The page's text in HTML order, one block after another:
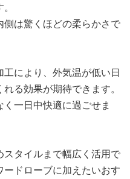
は驚くほどの柔らかさで
により、外気温が低い日
る効果が期待できます。
一日中快適に過ごせま
タイルまで幅広く活用で
ドローブに加えたいおす